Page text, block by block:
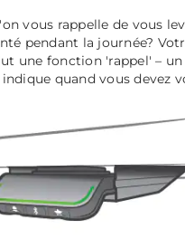
vous rappelle de vous
pendant la journée?
une fonction 'rappel' – un
quand vous devez